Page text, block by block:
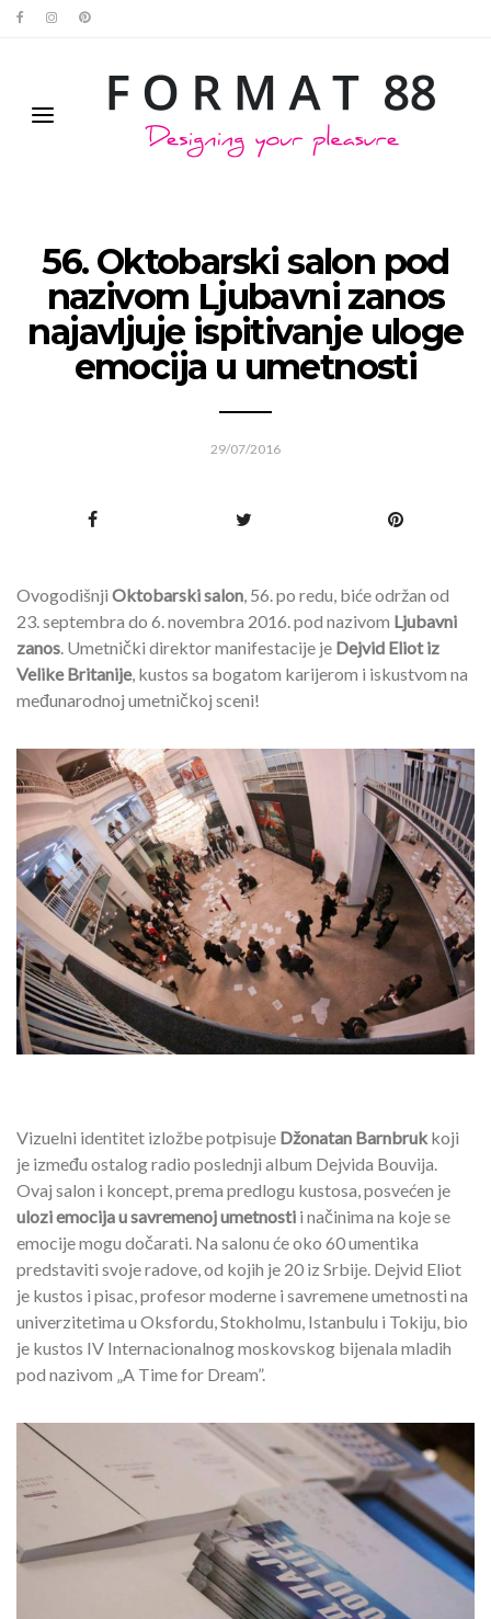
56. Oktobarski salon pod
nazivom Ljubavni zanos
najavljuje ispitivanje uloge
emocija u umetnosti
29/07/2016
Ovogodišnji Oktobarski salon, 56. po redu, biće održan od
23. septembra do 6. novembra 2016. pod nazivom Ljubavni
zanos. Umetnički direktor manifestacije je Dejvid Eliot iz
Velike Britanije, kustos sa bogatom karijerom i iskustvom na
međunarodnoj umetničkoj sceni!
Vizuelni identitet izložbe potpisuje Džonatan Barnbruk koji
je između ostalog radio poslednji album Dejvida Bouvija.
Ovaj salon i koncept, prema predlogu kustosa, posvećen je
ulozi emocija u savremenoj umetnosti i načinima na koje se
emocije mogu dočarati. Na salonu će oko 60 umentika
predstaviti svoje radove, od kojih je 20 iz Srbije. Dejvid Eliot
je kustos i pisac, profesor moderne i savremene umetnosti na
univerzitetima u Oksfordu, Stokholmu, Istanbulu i Tokiju, bio
je kustos IV Internacionalnog moskovskog bijenala mladih
pod nazivom „A Time for Dream”.